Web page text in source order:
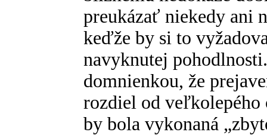
preukázať niekedy ani
keďže by si to
navyknutej
domnienkou, že
rozdiel od veľkolepého
by bola vykonaná